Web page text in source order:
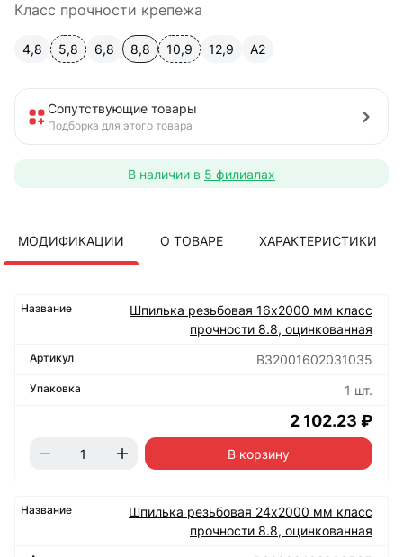
Класс прочности крепежа
4,8 5,8 6,8 8,8 10,9 12,9 A2
Сопутствующие товары
Подборка для этого товара
В наличии в 5 филиалах
МОДИФИКАЦИИ О ТОВАРЕ ХАРАКТЕРИСТИКИ
Шпилька резьбовая 16х2000 мм класс
прочности 8.8, оцинкованная
B32001602031035
1 шт.
2 102.23 ₽
В корзину
Шпилька резьбовая 24х2000 мм класс
прочности 8.8, оцинкованная